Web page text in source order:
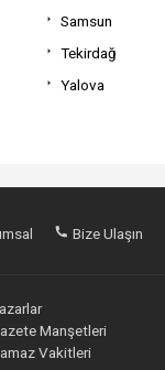
Samsun
Tekirdağ
Yalova
Bize Ulaşın
Manşetleri
Vakitleri